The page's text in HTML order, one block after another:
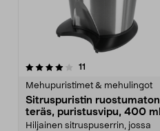
11
Mehupuristimet & mehulingot
Sitruspuristin ruostumaton
teräs, puristusvipu, 400 ml
Hiljainen sitruspuserrin, jossa